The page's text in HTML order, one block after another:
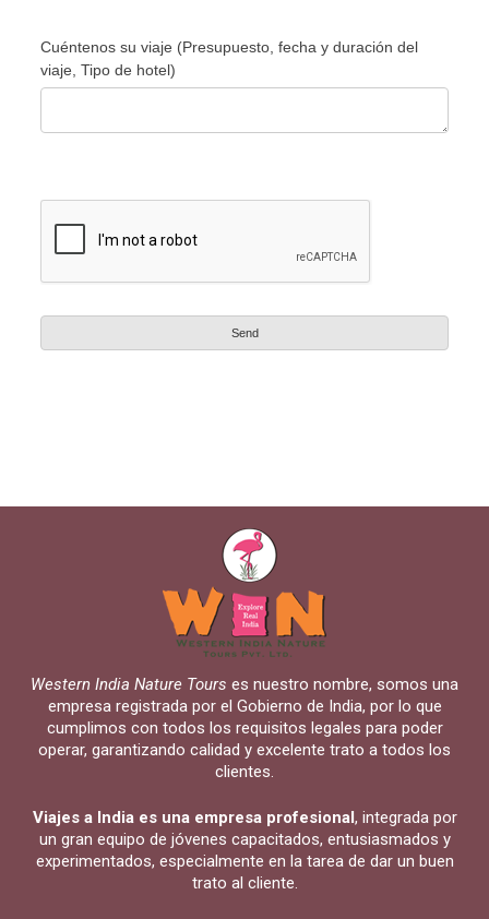
Cuéntenos su viaje (Presupuesto, fecha y duración del
viaje, Tipo de hotel)
Western India Nature Tours es nuestro nombre, somos una
empresa registrada por el Gobierno de India, por lo que
cumplimos con todos los requisitos legales para poder
operar, garantizando calidad y excelente trato a todos los
clientes.
Viajes a India es una empresa profesional , integrada por
un gran equipo de jóvenes capacitados, entusiasmados y
experimentados, especialmente en la tarea de dar un buen
trato al cliente.